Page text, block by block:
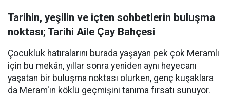
Tarihin, yeşilin ve içten sohbetlerin buluşma
noktası; Tarihi Aile Çay Bahçesi
Çocukluk hatıralarını burada yaşayan pek çok Meramlı
için bu mekân, yıllar sonra yeniden aynı heyecanı
yaşatan bir buluşma noktası olurken, genç kuşaklara
da Meram'ın köklü geçmişini tanıma fırsatı sunuyor.